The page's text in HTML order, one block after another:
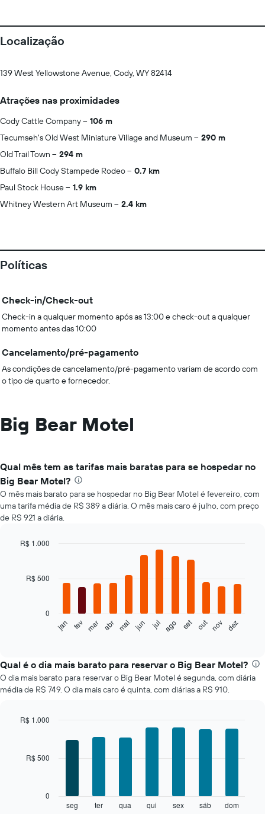
Localização
139 West Yellowstone Avenue, Cody, WY 82414
Atrações nas proximidades
Cody Cattle Company
106 m
Tecumseh's Old West Miniature Village and Museum
290 m
Old Trail Town
294 m
Buffalo Bill Cody Stampede Rodeo
0.7 km
Paul Stock House
1.9 km
Whitney Western Art Museum
2.4 km
Políticas
Check-in/Check-out
Check-in a qualquer momento após as 13:00 e check-out a qualquer
momento antes das 10:00
Cancelamento/pré-pagamento
As condições de cancelamento/pré-pagamento variam de acordo com
o tipo de quarto e fornecedor.
Big Bear Motel
Qual mês tem as tarifas mais baratas para se hospedar no
Big Bear Motel?
O mês mais barato para se hospedar no Big Bear Motel é fevereiro, com
uma tarifa média de R$ 389 a diária. O mês mais caro é julho, com preço
de R$ 921 a diária.
with
exibe
preço
médio
um
mês
jan fev mar abr mai jun jul ago set out nov dez
0
R$ 500
R$ 1.000
Qual é o dia mais barato para reservar o Big Bear Motel?
O dia mais barato para reservar o Big Bear Motel é segunda, com diária
média de R$ 749. O dia mais caro é quinta, com diárias a R$ 910.
seg ter qua qui sex sáb dom
0
R$ 500
R$ 1.000